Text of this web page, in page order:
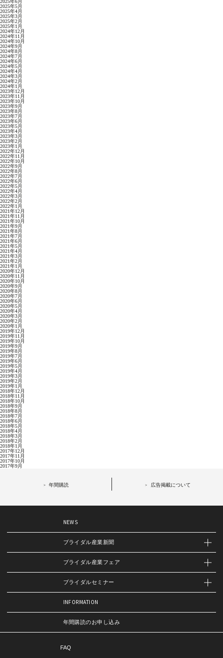
2025年6月
2025年5月
2025年4月
2025年3月
2025年2月
2025年1月
2024年12月
2024年11月
2024年10月
2024年9月
2024年8月
2024年7月
2024年6月
2024年5月
2024年4月
2024年3月
2024年2月
2024年1月
2023年12月
2023年11月
2023年10月
2023年9月
2023年8月
2023年7月
2023年6月
2023年5月
2023年4月
2023年3月
2023年2月
2023年1月
2022年12月
2022年11月
2022年10月
2022年9月
2022年8月
2022年7月
2022年6月
2022年5月
2022年4月
2022年3月
2022年2月
2022年1月
2021年12月
2021年11月
2021年10月
2021年9月
2021年8月
2021年7月
2021年6月
2021年5月
2021年4月
2021年3月
2021年2月
2021年1月
2020年12月
2020年11月
2020年10月
2020年9月
2020年8月
2020年7月
2020年6月
2020年5月
2020年4月
2020年3月
2020年2月
2020年1月
2019年12月
2019年11月
2019年10月
2019年9月
2019年8月
2019年7月
2019年6月
2019年5月
2019年4月
2019年3月
2019年2月
2019年1月
2018年12月
2018年11月
2018年10月
2018年9月
2018年8月
2018年7月
2018年6月
2018年5月
2018年4月
2018年3月
2018年2月
2018年1月
2017年12月
2017年11月
2017年10月
2017年9月
年間購読 広告掲載について
NEWS
ブライダル産業新聞
ブライダル産業フェア
ブライダルセミナー
INFORMATION
年間購読のお申し込み
FAQ